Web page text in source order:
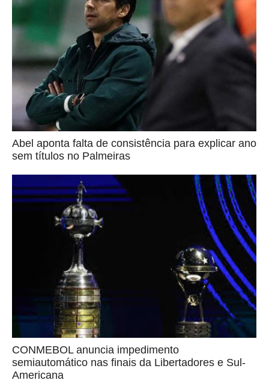
Abel aponta falta de consistência para explicar ano
sem títulos no Palmeiras
CONMEBOL anuncia impedimento
semiautomático nas finais da Libertadores e Sul-
Americana